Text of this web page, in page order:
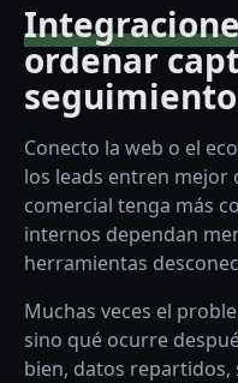
ordenar
seguimiento
Conecto la web o el
los leads entren mejor
comercial tenga más
internos dependan
herramientas
Muchas veces el
sino qué ocurre
bien, datos